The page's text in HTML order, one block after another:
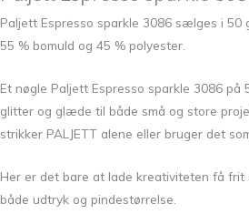
Paljett Espresso sparkle 3086 sælges i 50
55 % bomuld og 45 % polyester.
Et nøgle Paljett Espresso sparkle 3086 på
glitter og glæde til både små og store
strikker PALJETT alene eller bruger det
Her er det bare at lade kreativiteten få frit
både udtryk og pindestørrelse.